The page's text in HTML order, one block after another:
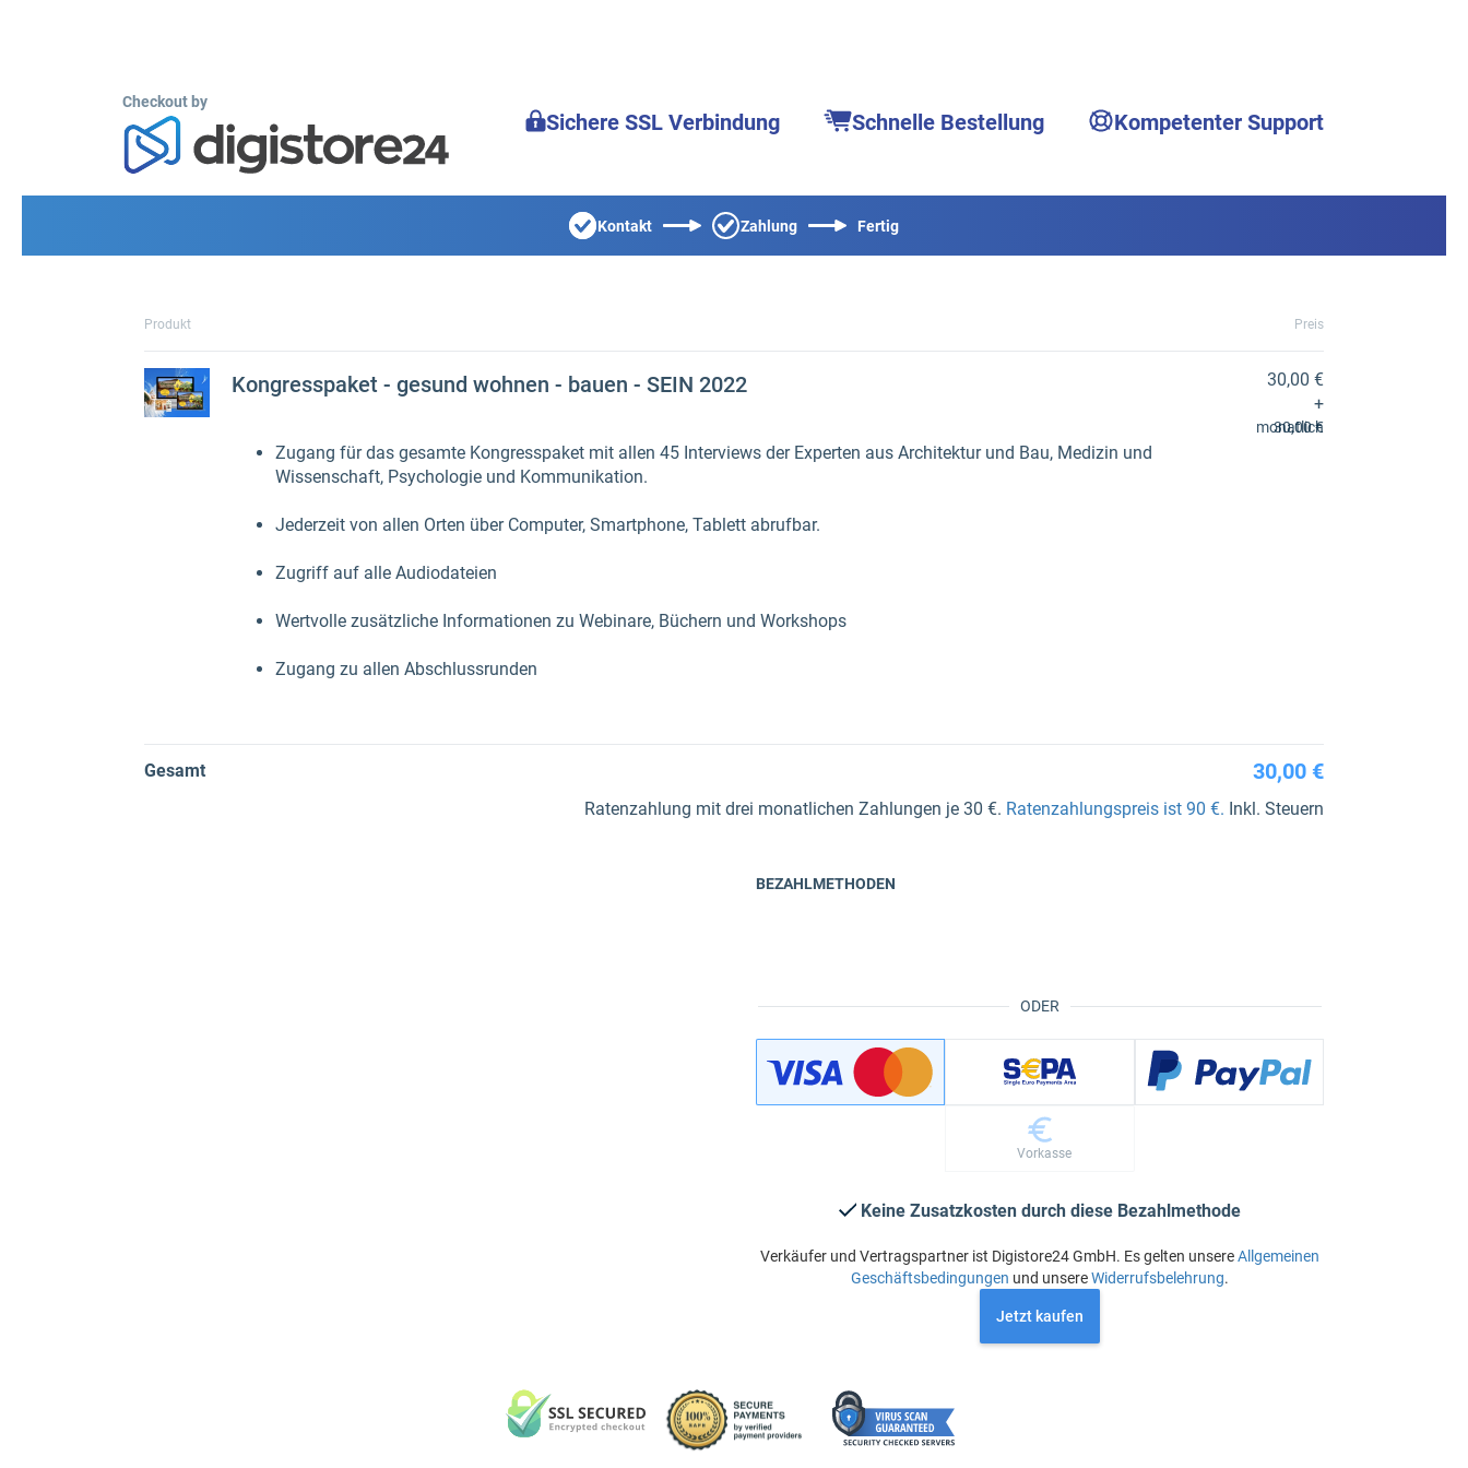
Checkout by
Sichere SSL Verbindung Schnelle Bestellung Kompetenter Support
Kontakt Zahlung Fertig
Produkt Preis
Kongresspaket - gesund wohnen - bauen - SEIN 2022
Zugang für das gesamte Kongresspaket mit allen 45 Interviews der Experten aus Architektur und Bau, Medizin und
Wissenschaft, Psychologie und Kommunikation.
Jederzeit von allen Orten über Computer, Smartphone, Tablett abrufbar.
Zugriff auf alle Audiodateien
Wertvolle zusätzliche Informationen zu Webinare, Büchern und Workshops
Zugang zu allen Abschlussrunden
30,00 €
+
30,00 €
monatlich
Gesamt 30,00 €
Ratenzahlung mit drei monatlichen Zahlungen je 30 €. Ratenzahlungspreis ist 90 €. Inkl. Steuern
ODER
BEZAHLMETHODEN
Vorkasse
Keine Zusatzkosten durch diese Bezahlmethode
Verkäufer und Vertragspartner ist Digistore24 GmbH. Es gelten unsereAllgemeinen
Geschäftsbedingungen und unsereWiderrufsbelehrung.
Jetzt kaufen